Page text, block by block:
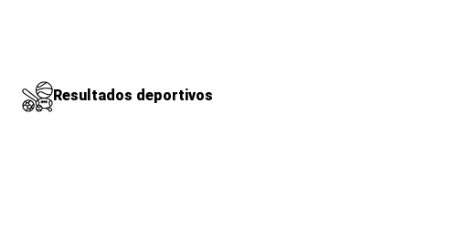
Resultados deportivos